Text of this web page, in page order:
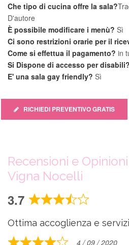
Che tipo di cucina offre la sala?
D'autore
È possibile modificare i menù? Sì
Ci sono restrizioni orarie per il
Come si effettua il pagamento? in
Si Dispone di accesso per disabili?
E' una sala gay friendly? Sì
RICHIEDI PREVENTIVO GRATIS
Recensioni e
Vigna Nocelli
3.7 Rated
out
of
Ottima accoglienza e
4 / 09 / 2020